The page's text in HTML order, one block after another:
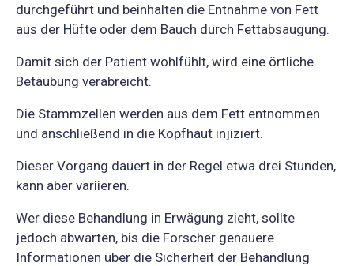
durchgeführt und beinhalten die Entnahme von Fett
aus der Hüfte oder dem Bauch durch Fettabsaugung.
Damit sich der Patient wohlfühlt, wird eine örtliche
Betäubung verabreicht.
Die Stammzellen werden aus dem Fett entnommen
und anschließend in die Kopfhaut injiziert.
Dieser Vorgang dauert in der Regel etwa drei Stunden,
kann aber variieren.
Wer diese Behandlung in Erwägung zieht, sollte
jedoch abwarten, bis die Forscher genauere
Informationen über die Sicherheit der Behandlung